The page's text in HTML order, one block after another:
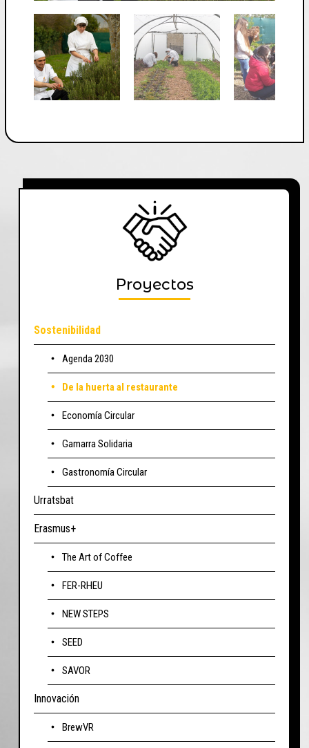
Proyectos
Sostenibilidad
Agenda 2030
De la huerta al restaurante
Economía Circular
Gamarra Solidaria
Gastronomía Circular
Urratsbat
Erasmus+
The Art of Coffee
FER-RHEU
NEW STEPS
SEED
SAVOR
Innovación
BrewVR